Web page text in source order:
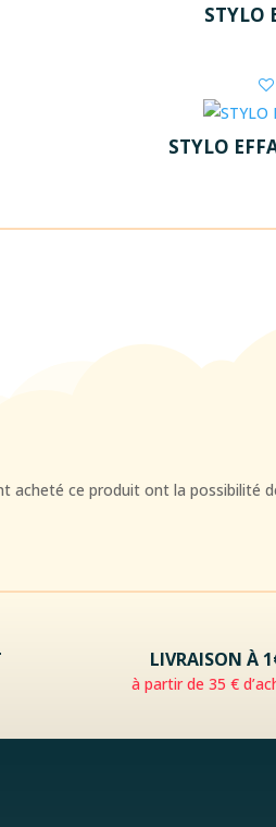
STYLO
STYLO
acheté ce produit ont la possibilité
LIVRAISON À
à partir de 35 €